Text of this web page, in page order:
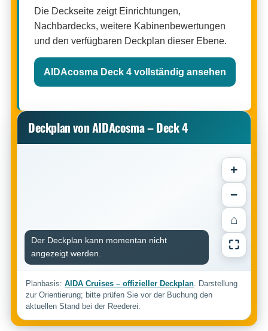
Die Deckseite zeigt Einrichtungen,
Nachbardecks, weitere Kabinenbewertungen
und den verfügbaren Deckplan dieser Ebene.
AIDAcosma Deck 4 vollständig ansehen
Deckplan von AIDAcosma – Deck 4
+
−
⌂
⛶
Der Deckplan kann momentan nicht
angezeigt werden.
Planbasis: AIDA Cruises – offizieller Deckplan. Darstellung
zur Orientierung; bitte prüfen Sie vor der Buchung den
aktuellen Stand bei der Reederei.